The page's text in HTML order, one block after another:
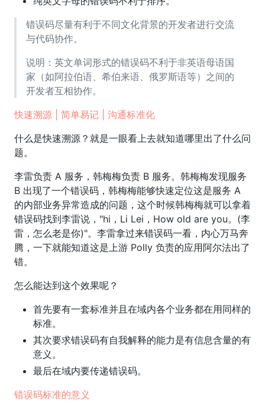
错误码尽量有利于不同文化背景的开发者进行交流
与代码协作。
说明：英文单词形式的错误码不利于非英语母语国
家（如阿拉伯语、希伯来语、俄罗斯语等）之间的
开发者互相协作。
快速溯源 | 简单易记 | 沟通标准化
什么是快速溯源？就是一眼看上去就知道哪里出了什么问
题。
李雷负责 A 服务，韩梅梅负责 B 服务。韩梅梅发现服务
B 出现了一个错误码，韩梅梅能够快速定位这是服务 A
的内部业务异常造成的问题，这个时候韩梅梅就可以拿着
错误码找到李雷说，"hi，Li Lei，How old are you。(李
雷，怎么老是你)"。李雷拿过来错误码一看，内心万马奔
腾，一下就能知道这是上游 Polly 负责的应用阿尔法出了
错。
怎么能达到这个效果呢？
首先要有一套标准并且在域内各个业务都在用同样的
标准。
其次要求错误码有自我解释的能力是有信息含量的有
意义。
最后在域内要传递错误码。
错误码标准的意义